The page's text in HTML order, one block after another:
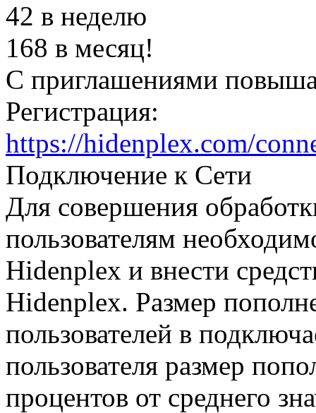
42 в неделю
168 в месяц!
С приглашениями
Регистрация:
https://hidenplex.com/
Подключение к Сети
Для совершения
пользователям
Hidenplex и внести
Hidenplex. Размер
пользователей в
пользователя размер
процентов от среднего